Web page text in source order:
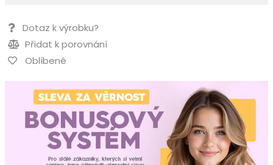
Dotaz k výrobku?
Přidat k porovnání
Oblíbené